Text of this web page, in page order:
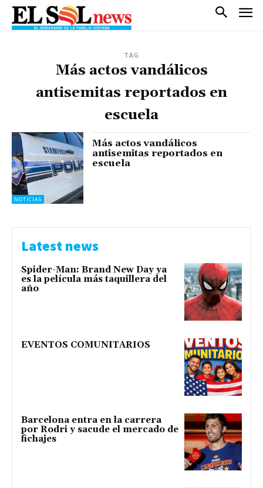
TAG
Más actos vandálicos
antisemitas reportados en
escuela
NOTICIAS
Más actos vandálicos
antisemitas reportados en
escuela
Latest news
Spider-Man: Brand New Day ya
es la película más taquillera del
año
EVENTOS COMUNITARIOS
Barcelona entra en la carrera
por Rodri y sacude el mercado de
fichajes